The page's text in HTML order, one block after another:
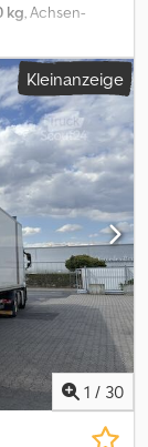
kg, Achsen-
Angebot-
erfolgt
ohne
Kleinanzeige
1 / 30